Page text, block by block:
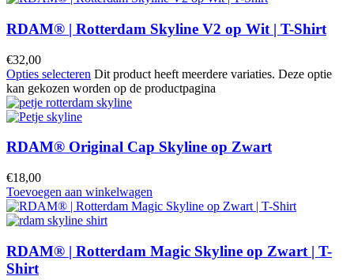
RDAM® | Rotterdam Skyline V2 op Wit | T-Shirt
€32,00
Opties selecteren Dit product heeft meerdere variaties. Deze optie
kan gekozen worden op de productpagina
RDAM® Original Cap Skyline op Zwart
€18,00
Toevoegen aan winkelwagen
RDAM® | Rotterdam Magic Skyline op Zwart | T-
Shirt